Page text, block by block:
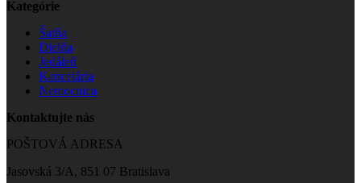
Kategórie
Šatňa
Dielňa
Jedáleň
Kancelária
Nemocnica
Kontaktujte nás
POŠTOVÁ ADRESA
Jasovská 3/A, 851 07 Bratislava